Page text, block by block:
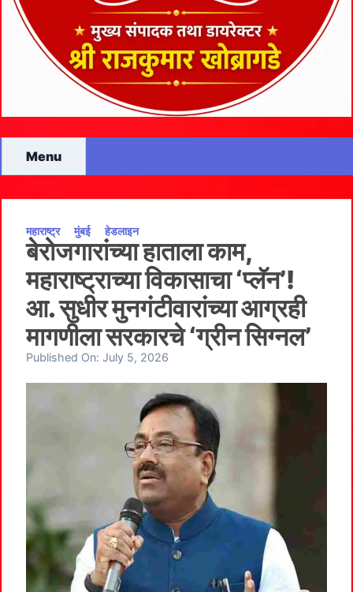
Menu
महाराष्ट्र मुंबई हेडलाइन
बेरोजगारांच्या हाताला काम,
महाराष्ट्राच्या विकासाचा ‘प्लॅन’!
आ. सुधीर मुनगंटीवारांच्या आग्रही
मागणीला सरकारचे ‘ग्रीन सिग्नल’
Published On: July 5, 2026